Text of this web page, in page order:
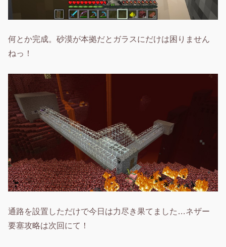
何とか完成。砂漠が本拠だとガラスにだけは困りません
ねっ！
通路を設置しただけで今日は力尽き果てました…ネザー
要塞攻略は次回にて！